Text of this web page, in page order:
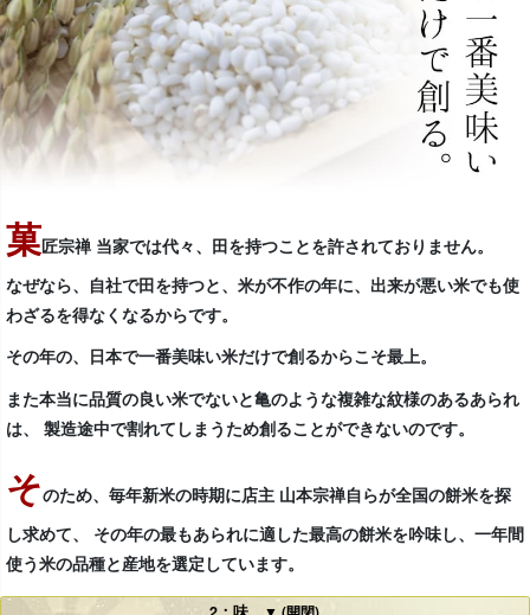
菓匠宗禅 当家では代々、田を持つことを許されておりません。
なぜなら、自社で田を持つと、米が不作の年に、出来が悪い米でも使
わざるを得なくなるからです。
その年の、日本で一番美味い米だけで創るからこそ最上。
また本当に品質の良い米でないと亀のような複雑な紋様のあるあられ
は、 製造途中で割れてしまうため創ることができないのです。
そのため、毎年新米の時期に店主 山本宗禅自らが全国の餅米を探
し求めて、 その年の最もあられに適した最高の餅米を吟味し、一年間
使う米の品種と産地を選定しています。